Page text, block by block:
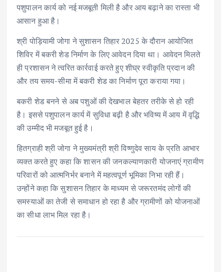
पशुपालन कार्य को नई मजबूती मिली है और आय बढ़ाने का रास्ता भी
आसान हुआ है।
श्री पोड़ियामी जोगा ने सुशासन तिहार 2025 के दौरान आयोजित
शिविर में बकरी शेड निर्माण के लिए आवेदन दिया था। आवेदन मिलते
ही प्रशासन ने त्वरित कार्रवाई करते हुए शीघ्र स्वीकृति प्रदान की
और तय समय-सीमा में बकरी शेड का निर्माण पूरा कराया गया।
बकरी शेड बनने से अब पशुओं की देखभाल बेहतर तरीके से हो रही
है। इससे पशुपालन कार्य में सुविधा बढ़ी है और भविष्य में आय में वृद्धि
की उम्मीद भी मजबूत हुई है।
हितग्राही श्री जोगा ने मुख्यमंत्री श्री विष्णुदेव साय के प्रति आभार
व्यक्त करते हुए कहा कि शासन की जनकल्याणकारी योजनाएं ग्रामीण
परिवारों को आत्मनिर्भर बनाने में महत्वपूर्ण भूमिका निभा रही हैं।
उन्होंने कहा कि सुशासन तिहार के माध्यम से जरूरतमंद लोगों की
समस्याओं का तेजी से समाधान हो रहा है और ग्रामीणों को योजनाओं
का सीधा लाभ मिल रहा है।